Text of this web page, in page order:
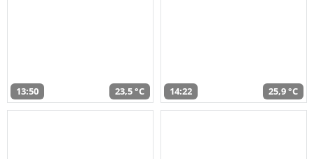
13:50 23,5 °C 14:22 25,9 °C